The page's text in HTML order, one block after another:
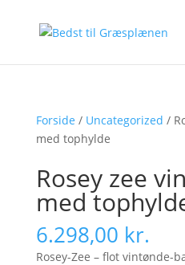
Forside / Uncategorized /
med tophylde
Rosey zee
med
6.298,00 kr.
Rosey-Zee – flot vintønde-